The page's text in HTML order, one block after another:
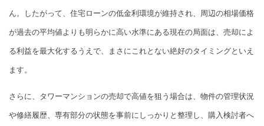
ん。したがって、住宅ローンの低金利環境が維持され、周辺の相場価格
が過去の平均値よりも明らかに高い水準にある現在の局面は、売却によ
る利益を最大化するうえで、まさにこれとない絶好のタイミングといえ
ます。
さらに、タワーマンションの売却で高値を狙う場合は、物件の管理状況
や修繕履歴、専有部分の状態を事前にしっかりと整理し、購入検討者へ